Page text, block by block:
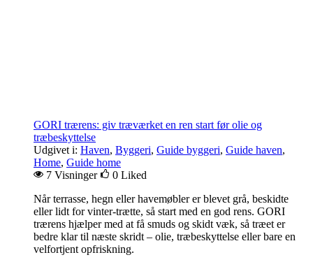
GORI trærens: giv træværket en ren start før olie og
træbeskyttelse
Udgivet i: Haven, Byggeri, Guide byggeri, Guide haven,
Home, Guide home
7 Visninger
0 Liked
Når terrasse, hegn eller havemøbler er blevet grå, beskidte
eller lidt for vinter-trætte, så start med en god rens. GORI
trærens hjælper med at få smuds og skidt væk, så træet er
bedre klar til næste skridt – olie, træbeskyttelse eller bare en
velfortjent opfriskning.